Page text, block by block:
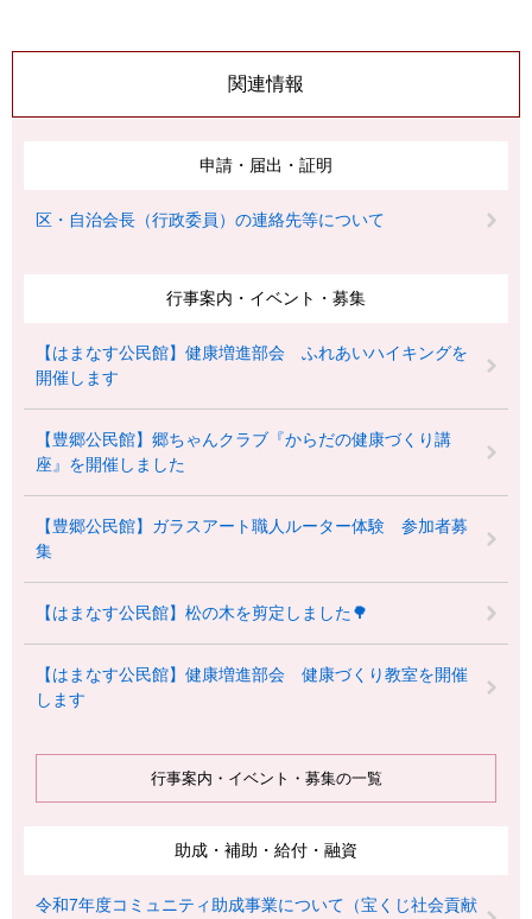
関連情報
申請・届出・証明
区・自治会長（行政委員）の連絡先等について
行事案内・イベント・募集
【はまなす公民館】健康増進部会 ふれあいハイキングを
開催します
【豊郷公民館】郷ちゃんクラブ『からだの健康づくり講
座』を開催しました
【豊郷公民館】ガラスアート職人ルーター体験 参加者募
集
【はまなす公民館】松の木を剪定しました🌳
【はまなす公民館】健康増進部会 健康づくり教室を開催
します
行事案内・イベント・募集の一覧
助成・補助・給付・融資
令和7年度コミュニティ助成事業について（宝くじ社会貢献